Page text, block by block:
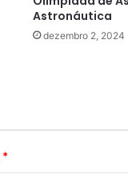
Astronáutica
dezembro 2, 2024
*